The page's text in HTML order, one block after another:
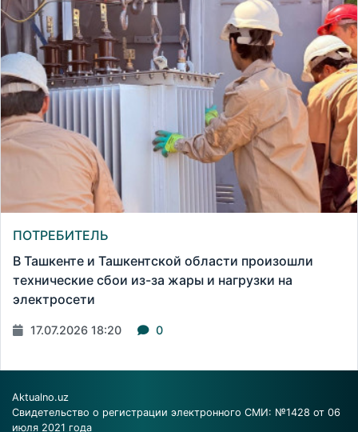
ПОТРЕБИТЕЛЬ
В Ташкенте и Ташкентской области произошли
технические сбои из-за жары и нагрузки на
электросети
17.07.2026 18:20 0
Aktualno.uz
Свидетельство о регистрации электронного СМИ: №1428 от 06
июля 2021 года